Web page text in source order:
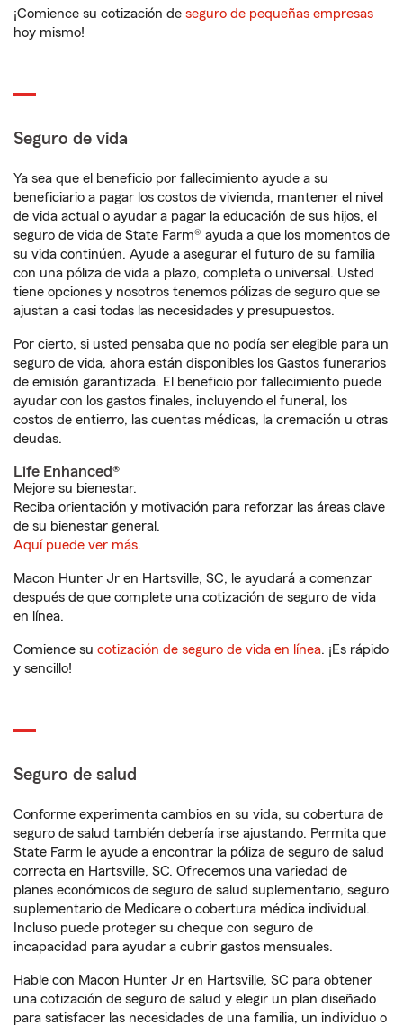
¡Comience su cotización de seguro de pequeñas empresas
hoy mismo!
Seguro de vida
Ya sea que el beneficio por fallecimiento ayude a su
beneficiario a pagar los costos de vivienda, mantener el nivel
de vida actual o ayudar a pagar la educación de sus hijos, el
seguro de vida de State Farm® ayuda a que los momentos de
su vida continúen. Ayude a asegurar el futuro de su familia
con una póliza de vida a plazo, completa o universal. Usted
tiene opciones y nosotros tenemos pólizas de seguro que se
ajustan a casi todas las necesidades y presupuestos.
Por cierto, si usted pensaba que no podía ser elegible para un
seguro de vida, ahora están disponibles los Gastos funerarios
de emisión garantizada. El beneficio por fallecimiento puede
ayudar con los gastos finales, incluyendo el funeral, los
costos de entierro, las cuentas médicas, la cremación u otras
deudas.
Life Enhanced®
Mejore su bienestar.
Reciba orientación y motivación para reforzar las áreas clave
de su bienestar general.
Aquí puede ver más.
Macon Hunter Jr en Hartsville, SC, le ayudará a comenzar
después de que complete una cotización de seguro de vida
en línea.
Comience su cotización de seguro de vida en línea. ¡Es rápido
y sencillo!
Seguro de salud
Conforme experimenta cambios en su vida, su cobertura de
seguro de salud también debería irse ajustando. Permita que
State Farm le ayude a encontrar la póliza de seguro de salud
correcta en Hartsville, SC. Ofrecemos una variedad de
planes económicos de seguro de salud suplementario, seguro
suplementario de Medicare o cobertura médica individual.
Incluso puede proteger su cheque con seguro de
incapacidad para ayudar a cubrir gastos mensuales.
Hable con Macon Hunter Jr en Hartsville, SC para obtener
una cotización de seguro de salud y elegir un plan diseñado
para satisfacer las necesidades de una familia, un individuo o